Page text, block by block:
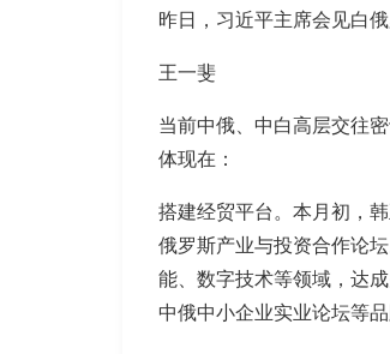
昨日，习近平主席会见白
王一斐
当前中俄、中白高层交往
体现在：
搭建经贸平台。 本月初，
俄罗斯产业与投资合作论
能、数字技术等领域，达
中俄中小企业实业论坛等品